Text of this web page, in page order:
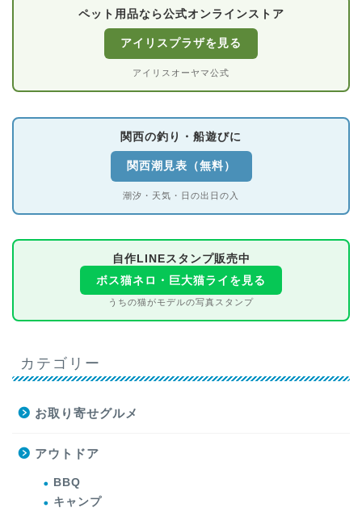
ペット用品なら公式オンラインストア
アイリスプラザを見る
アイリスオーヤマ公式
関西の釣り・船遊びに
関西潮見表（無料）
潮汐・天気・日の出日の入
自作LINEスタンプ販売中
ボス猫ネロ・巨大猫ライを見る
うちの猫がモデルの写真スタンプ
カテゴリー
お取り寄せグルメ
アウトドア
BBQ
キャンプ